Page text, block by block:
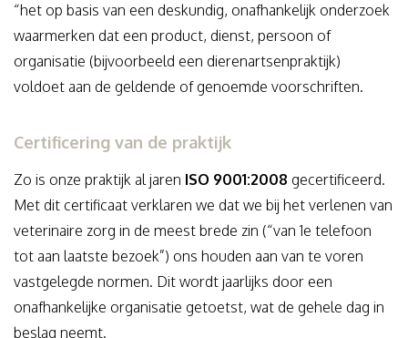
“het op basis van een deskundig, onafhankelijk onderzoek
waarmerken dat een product, dienst, persoon of
organisatie (bijvoorbeeld een dierenartsenpraktijk)
voldoet aan de geldende of genoemde voorschriften.
Certificering van de praktijk
Zo is onze praktijk al jaren ISO 9001:2008 gecertificeerd.
Met dit certificaat verklaren we dat we bij het verlenen van
veterinaire zorg in de meest brede zin (“van 1e telefoon
tot aan laatste bezoek”) ons houden aan van te voren
vastgelegde normen. Dit wordt jaarlijks door een
onafhankelijke organisatie getoetst, wat de gehele dag in
beslag neemt.